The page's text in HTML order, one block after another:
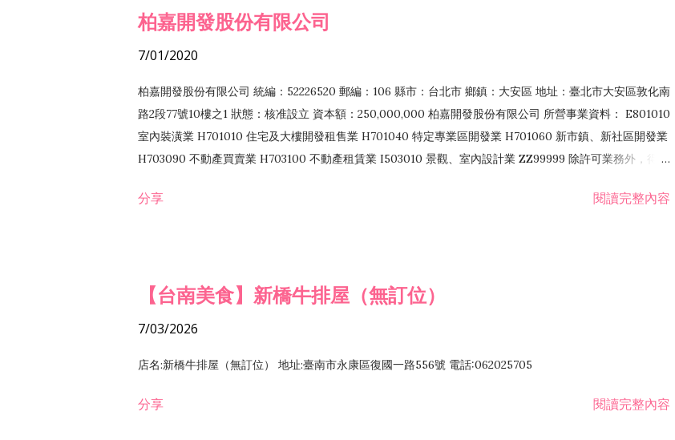
柏嘉開發股份有限公司
7/01/2020
柏嘉開發股份有限公司 統編：52226520 郵編：106 縣市：台北市 鄉鎮：大安區 地址：臺北市大安區敦化南
路2段77號10樓之1 狀態：核准設立 資本額：250,000,000 柏嘉開發股份有限公司 所營事業資料： E801010
室內裝潢業 H701010 住宅及大樓開發租售業 H701040 特定專業區開發業 H701060 新市鎮、新社區開發業
H703090 不動產買賣業 H703100 不動產租賃業 I503010 景觀、室內設計業 ZZ99999 除許可業務外，得經
分享 閱讀完整內容
【台南美食】新橋牛排屋（無訂位）
7/03/2026
店名:新橋牛排屋（無訂位） 地址:臺南市永康區復國一路556號 電話:062025705
分享 閱讀完整內容